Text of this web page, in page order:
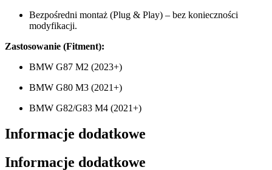
Bezpośredni montaż (Plug & Play) – bez konieczności
modyfikacji.
Zastosowanie (Fitment):
BMW G87 M2 (2023+)
BMW G80 M3 (2021+)
BMW G82/G83 M4 (2021+)
Informacje dodatkowe
Informacje dodatkowe